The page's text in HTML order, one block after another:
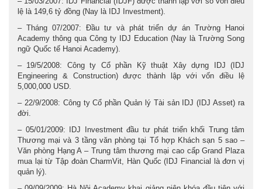
lệ là 149,6 tỷ đồng (Nay là IDJ Investment).
– Tháng 07/2007: Đầu tư và phát triển dự án Trường Hanoi
Academy thông qua Công ty IDJ Education (Nay là Trường Song
ngữ Quốc tế Hanoi Academy).
– 19/5/2008: Công ty Cổ phần Kỹ thuật Xây dựng IDJ (IDJ
Engineering & Construction) được thành lập với vốn điều lệ
5,000,000 USD.
– 22/9/2008: Công ty Cổ phần Quản lý Tài sản IDJ (IDJ Asset) ra
đời.
– 05/01/2009: IDJ Investment đầu tư phát triển khối Trung tâm
Thương mại và 3 tầng văn phòng tại Tổ hợp Khách sạn 5 sao –
Văn phòng Hạng A – Trung tâm thương mại cao cấp Grand Plaza
mua lại từ Tập đoàn CharmVit, Hàn Quốc (IDJ Financial là đơn vị
quản lý).